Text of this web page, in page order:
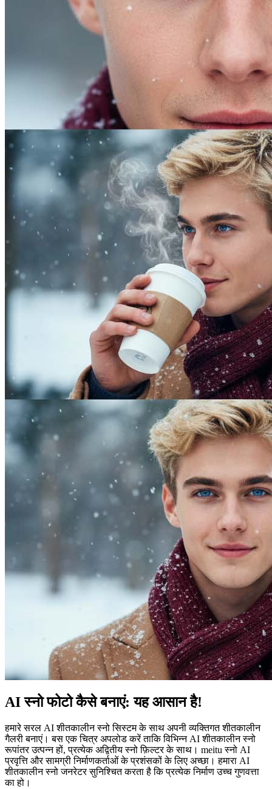
AI स्नो फोटो कैसे बनाएं: यह आसान है!
हमारे सरल AI शीतकालीन स्नो सिस्टम के साथ अपनी व्यक्तिगत शीतकालीन
गैलरी बनाएं। बस एक चित्र अपलोड करें ताकि विभिन्न AI शीतकालीन स्नो
रूपांतर उत्पन्न हों, प्रत्येक अद्वितीय स्नो फ़िल्टर के साथ। meitu स्नो AI
प्रवृत्ति और सामग्री निर्माणकर्ताओं के प्रशंसकों के लिए अच्छा। हमारा AI
शीतकालीन स्नो जनरेटर सुनिश्चित करता है कि प्रत्येक निर्माण उच्च गुणवत्ता
का हो।